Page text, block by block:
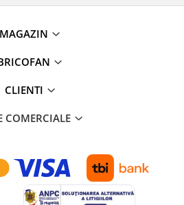
MAGAZIN
CLIENTI
COMERCIALE